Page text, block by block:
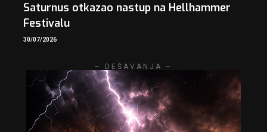
Saturnus otkazao nastup na Hellhammer
Festivalu
30/07/2026
– DEŠAVANJA –